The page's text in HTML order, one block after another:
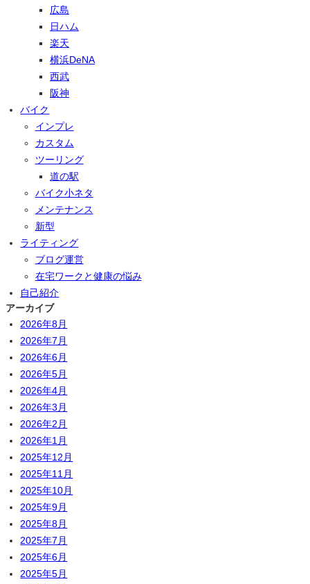
広島
日ハム
楽天
横浜DeNA
西武
阪神
バイク
インプレ
カスタム
ツーリング
道の駅
バイク小ネタ
メンテナンス
新型
ライティング
ブログ運営
在宅ワークと健康の悩み
自己紹介
アーカイブ
2026年8月
2026年7月
2026年6月
2026年5月
2026年4月
2026年3月
2026年2月
2026年1月
2025年12月
2025年11月
2025年10月
2025年9月
2025年8月
2025年7月
2025年6月
2025年5月